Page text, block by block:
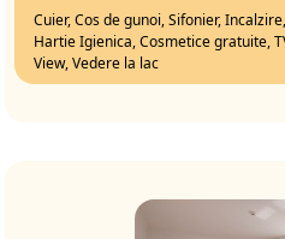
Cuier, Cos de gunoi, Sifonier,
Hartie Igienica, Cosmetice gratuite,
View, Vedere la lac